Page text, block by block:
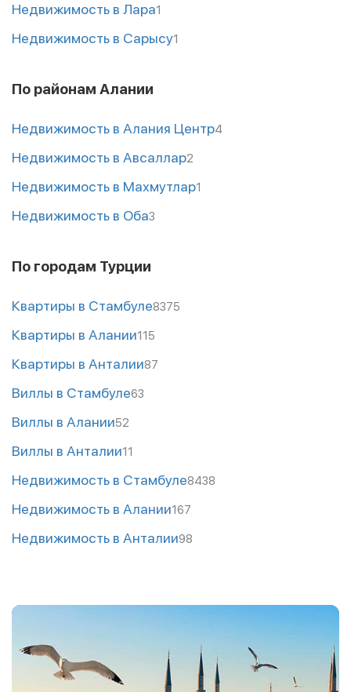
Недвижимость в Лара1
Недвижимость в Сарысу1
По районам Алании
Недвижимость в Алания Центр4
Недвижимость в Авсаллар2
Недвижимость в Махмутлар1
Недвижимость в Оба3
По городам Турции
Квартиры в Стамбуле8375
Квартиры в Алании115
Квартиры в Анталии87
Виллы в Стамбуле63
Виллы в Алании52
Виллы в Анталии11
Недвижимость в Стамбуле8438
Недвижимость в Алании167
Недвижимость в Анталии98